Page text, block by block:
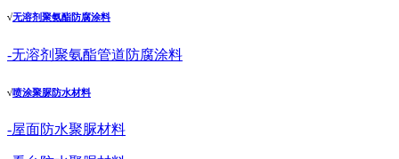
√无溶剂聚氨酯防腐涂料
-无溶剂聚氨酯管道防腐涂料
√喷涂聚脲防水材料
-屋面防水聚脲材料